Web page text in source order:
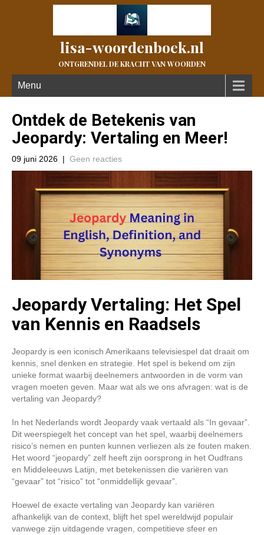
lisa-woordenboek.nl
ONTGRENDEL DE KRACHT VAN WOORDEN
Menu
Ontdek de Betekenis van
Jeopardy: Vertaling en Meer!
09 juni 2026 | Geen reacties
Jeopardy Vertaling: Het Spel
van Kennis en Raadsels
Jeopardy is een iconisch Amerikaans televisiespel dat draait om
kennis, snel denken en strategie. Het spel is bekend om zijn
unieke format waarbij deelnemers antwoorden in de vorm van
vragen moeten geven. Maar wat als we ons afvragen: wat is de
vertaling van Jeopardy?
In het Nederlands wordt Jeopardy vaak vertaald als “In gevaar”.
Dit weerspiegelt het concept van het spel, waarbij deelnemers
risico’s nemen en punten kunnen verliezen als ze fouten maken.
Het woord “jeopardy” zelf heeft zijn oorsprong in het Oudfrans
en Middeleeuws Latijn, met betekenissen die variëren van
“gevaar” tot “risico” tot “onmiddellijk gevaar”.
Hoewel de exacte vertaling van Jeopardy kan variëren
afhankelijk van de context, blijft het spel wereldwijd populair
vanwege zijn uitdagende vragen, competitieve sfeer en